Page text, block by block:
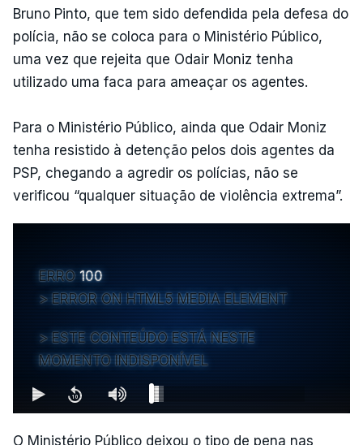
Bruno Pinto, que tem sido defendida pela defesa do
polícia, não se coloca para o Ministério Público,
uma vez que rejeita que Odair Moniz tenha
utilizado uma faca para ameaçar os agentes.
Para o Ministério Público, ainda que Odair Moniz
tenha resistido à detenção pelos dois agentes da
PSP, chegando a agredir os polícias, não se
verificou “qualquer situação de violência extrema”.
ERRO 100
ERROR ON HTML5 MEDIA ELEMENT
ESTE CONTEÚDO ESTÁ NESTE
MOMENTO INDISPONÍVEL
O Ministério Público deixou o tipo de pena nas